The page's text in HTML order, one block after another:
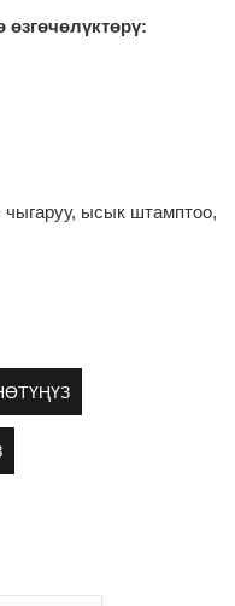
өзгөчөлүктөрү:
ысык штамптоо,